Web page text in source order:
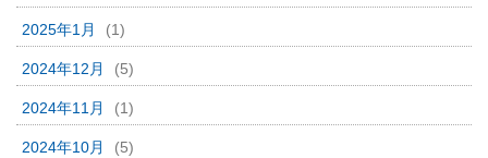
2025年1月 (1)
2024年12月 (5)
2024年11月 (1)
2024年10月 (5)